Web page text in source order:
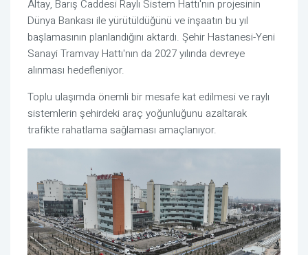
Altay, Barış Caddesi Raylı Sistem Hattı'nın projesinin
Dünya Bankası ile yürütüldüğünü ve inşaatın bu yıl
başlamasının planlandığını aktardı. Şehir Hastanesi-Yeni
Sanayi Tramvay Hattı'nın da 2027 yılında devreye
alınması hedefleniyor.
Toplu ulaşımda önemli bir mesafe kat edilmesi ve raylı
sistemlerin şehirdeki araç yoğunluğunu azaltarak
trafikte rahatlama sağlaması amaçlanıyor.